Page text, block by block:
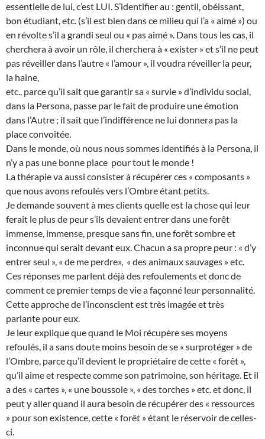
essentielle de lui, c’est LUI. S’identifier au : gentil, obéissant,
bon étudiant, etc. (s’il est bien dans ce milieu qui l’a « aimé ») ou
en révolte s’il a grandi seul ou « pas aimé ». Dans tous les cas, il
cherchera à avoir un rôle, il cherchera à « exister » et s’il ne peut
pas réveiller dans l’autre « l’amour », il voudra réveiller la peur,
la haine,
etc., parce qu’il sait que garantir sa « survie » d’individu social,
dans la Persona, passe par le fait de produire une émotion
dans l’Autre ; il sait que l’indifférence ne lui donnera pas la
place convoitée.
Dans le monde, où nous nous sommes identifiés à la Persona, il
n’y a pas une bonne place pour tout le monde !
La thérapie va aussi consister à récupérer ces « composants »
que nous avons refoulés vers l’Ombre étant petits.
Je demande souvent à mes clients quelle est la chose qui leur
ferait le plus de peur s’ils devaient entrer dans une forêt
immense, immense, presque sans fin, une forêt sombre et
inconnue qui serait devant eux. Chacun a sa propre peur : « d’y
entrer seul », « de me perdre», « des animaux sauvages » etc.
Ces réponses me parlent déjà des refoulements et donc de
comment ce premier temps de vie a façonné leur personnalité.
Cette approche de l’inconscient est très imagée et très
parlante pour eux.
Je leur explique que quand le Moi récupère ses moyens
refoulés, il a sans doute moins besoin de se « surprotéger » de
l’Ombre, parce qu’il devient le propriétaire de cette « forêt »,
qu’il aime et respecte comme son patrimoine, son héritage. Et il
a des « cartes », « une boussole », « des torches » etc. et donc, il
peut y aller quand il aura besoin de récupérer des « ressources
» pour son existence, cette « forêt » étant le réservoir de celles-
ci.